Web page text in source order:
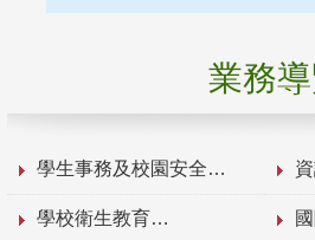
業務
學生事務及校園安全
學校衛生教育